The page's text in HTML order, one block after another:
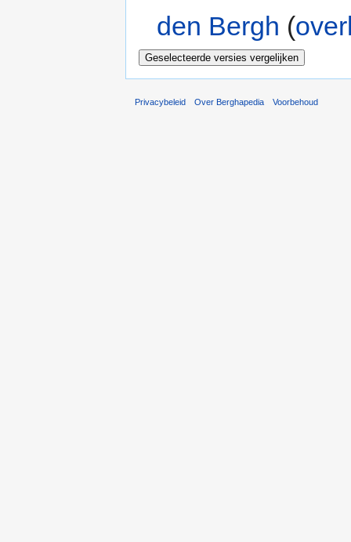
den Bergh (
Privacybeleid Over Berghapedia Voorbehoud